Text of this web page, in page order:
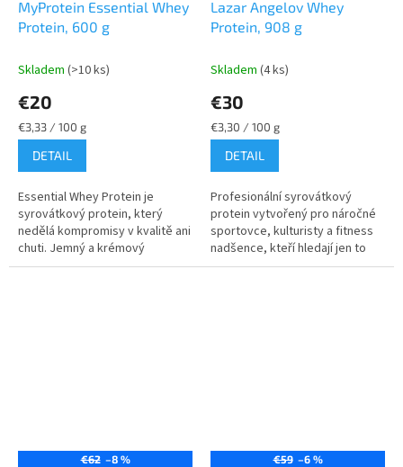
MyProtein Essential Whey
Protein, 600 g
Skladem (>10 ks)
€20
Jednotková
cena:
€3,33 / 100 g
DETAIL
Essential Whey Protein je
syrovátkový protein, který
nedělá kompromisy v kvalitě ani
chuti. Jemný a krémový
syrovátkový koktejl na podporu
Lazar Angelov Whey
Protein, 908 g
Skladem (4 ks)
€30
Jednotková
cena:
€3,30 / 100 g
DETAIL
Profesionální syrovátkový
protein vytvořený pro náročné
sportovce, kulturisty a fitness
nadšence, kteří hledají jen to
nejlepší. Každá odměrka je plná
€62 –8 % €59 –6 %